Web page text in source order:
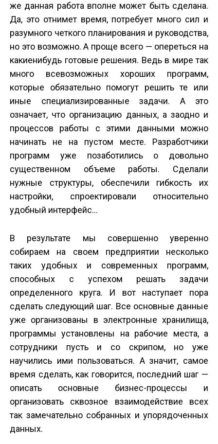
же данная работа вполне может быть сделана.
Да, это отнимет время, потребует много сил и
разумного четкого планирования и руководства,
но это возможно. А проще всего — опереться на
какие­нибудь готовые решения. Ведь в мире так
много всевозможных хороших программ,
которые обязательно помогут решить те или
иные специализированные задачи. А это
означает, что организацию данных, а заодно и
процессов работы с этими данными можно
начинать не на пустом месте. Разработчики
программ уже позаботились о довольно
существенном объеме работы. Сделали
нужные структуры, обеспечили гибкость их
настройки, спроектировали относительно
удобный интерфейс…
В результате мы совершенно уверенно
собираем на своем предприятии несколько
таких удобных и современных программ,
способных с успехом решать задачи
определенного круга. И вот наступает пора
сделать следующий шаг. Все основные данные
уже организованы в электронные хранилища,
программы установлены на рабочие места, а
сотрудники пусть и со скрипом, но уже
научились ими пользоваться. А значит, самое
время сделать, как говорится, последний шаг —
описать основные бизнес-процессы и
организовать сквозное взаимодействие всех
так замечательно собранных и упорядоченных
данных.